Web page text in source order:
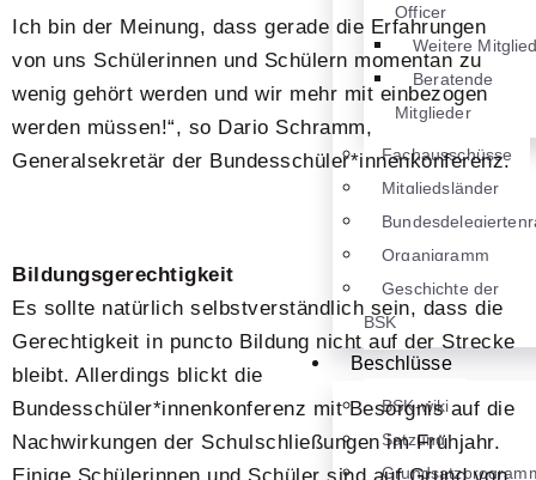
Officer
Weitere
Beratende
Mitglieder
Fachausschüsse
Mitgliedsländer
Organigramm
Geschichte der
BSK
Beschlüsse
BSK-wiki
Satzung
Ich bin der Meinung, dass gerade die Erfahrungen
von uns Schülerinnen und Schülern momentan zu
wenig gehört werden und wir mehr mit einbezogen
werden müssen!“, so Dario Schramm,
Generalsekretär der Bundesschüler*innenkonferenz.
Bildungsgerechtigkeit
Es sollte natürlich selbstverständlich sein, dass die
Gerechtigkeit in puncto Bildung nicht auf der Strecke
bleibt. Allerdings blickt die
Bundesschüler*innenkonferenz mit Besorgnis auf die
Nachwirkungen der Schulschließungen im Frühjahr.